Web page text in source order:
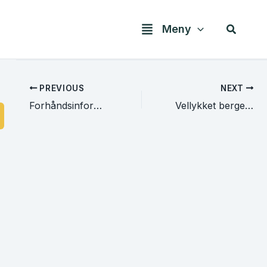
Meny Søk
PREVIOUS
Forhåndsinformasjon
NEXT
Vellykket bergenstreff!